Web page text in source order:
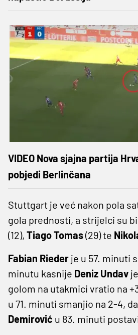
VIDEO Nova sjajna partija
pobjedi Berlinčana
Stuttgart je već nakon pola
gola prednosti, a strijelci su
(12), Tiago Tomas(29) te
Fabian Rieder je u 57. minuti
minutu kasnije Deniz Undav
golom na utakmici vratio na
u 71. minuti smanjio na 2-4,
Demirović u 83. minuti